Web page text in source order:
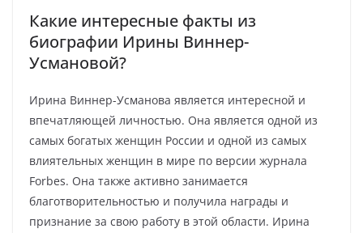
Какие интересные факты из
биографии Ирины Виннер-
Усмановой?
Ирина Виннер-Усманова является интересной и
впечатляющей личностью. Она является одной из
самых богатых женщин России и одной из самых
влиятельных женщин в мире по версии журнала
Forbes. Она также активно занимается
благотворительностью и получила награды и
признание за свою работу в этой области. Ирина